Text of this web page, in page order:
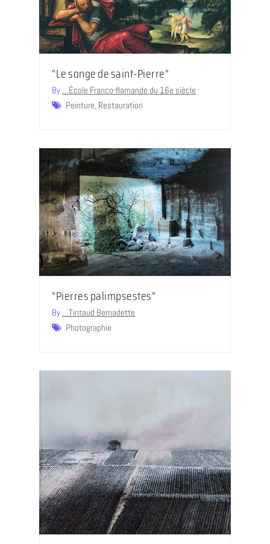
“Le songe de saint-Pierre”
By …École Franco-flamande du 16e siècle
Peinture, Restauration
“Pierres palimpsestes”
By …Tintaud Bernadette
Photographie